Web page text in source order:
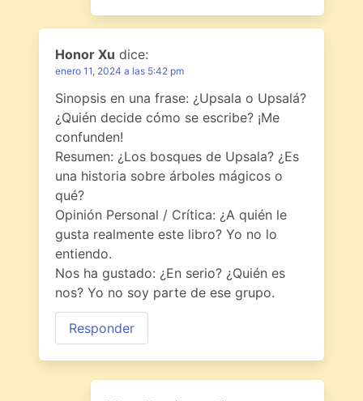
Honor Xu dice:
enero 11, 2024 a las 5:42 pm
Sinopsis en una frase: ¿Upsala o Upsalá?
¿Quién decide cómo se escribe? ¡Me
confunden!
Resumen: ¿Los bosques de Upsala? ¿Es
una historia sobre árboles mágicos o
qué?
Opinión Personal / Crítica: ¿A quién le
gusta realmente este libro? Yo no lo
entiendo.
Nos ha gustado: ¿En serio? ¿Quién es
nos? Yo no soy parte de ese grupo.
Responder